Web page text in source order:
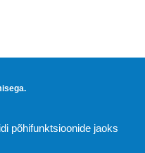
põhifunktsioonide jaoks